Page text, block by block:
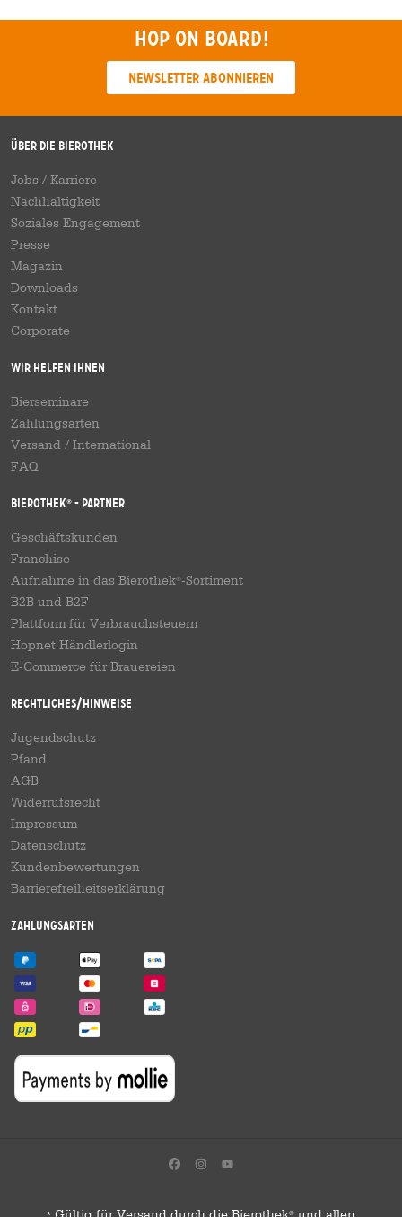
Hop on board!
Newsletter abonnieren
Über die Bierothek
Jobs / Karriere
Nachhaltigkeit
Soziales Engagement
Presse
Magazin
Downloads
Kontakt
Corporate
Wir helfen Ihnen
Bierseminare
Zahlungsarten
Versand / International
FAQ
Bierothek® - Partner
Geschäftskunden
Franchise
Aufnahme in das Bierothek®-Sortiment
B2B und B2F
Plattform für Verbrauchsteuern
Hopnet Händlerlogin
E-Commerce für Brauereien
Rechtliches/Hinweise
Jugendschutz
Pfand
AGB
Widerrufsrecht
Impressum
Datenschutz
Kundenbewertungen
Barrierefreiheitserklärung
Zahlungsarten
®